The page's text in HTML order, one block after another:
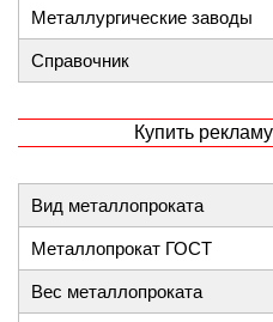
Металлургические заводы
Справочник
Купить
Вид металлопроката
Металлопрокат ГОСТ
Вес металлопроката